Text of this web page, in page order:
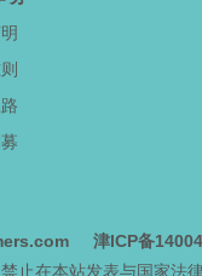
津ICP备
止在本站发表与国家法